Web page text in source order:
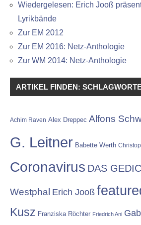
Wiedergelesen: Erich Jooß
Lyrikbände
Zur EM 2012
Zur EM 2016: Netz-Anthologie
Zur WM 2014: Netz-Anthologie
ARTIKEL FINDEN:
Achim Raven Alex Dreppec Alfons
G. Leitner Babette Werth
Coronavirus DAS
Westphal Erich Jooß
Kusz Franziska Röchter Friedrich Ani